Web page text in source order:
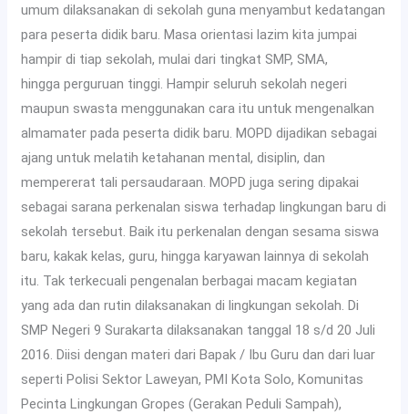
umum dilaksanakan di sekolah guna menyambut kedatangan
para peserta didik baru. Masa orientasi lazim kita jumpai
hampir di tiap sekolah, mulai dari tingkat SMP, SMA,
hingga perguruan tinggi. Hampir seluruh sekolah negeri
maupun swasta menggunakan cara itu untuk mengenalkan
almamater pada peserta didik baru. MOPD dijadikan sebagai
ajang untuk melatih ketahanan mental, disiplin, dan
mempererat tali persaudaraan. MOPD juga sering dipakai
sebagai sarana perkenalan siswa terhadap lingkungan baru di
sekolah tersebut. Baik itu perkenalan dengan sesama siswa
baru, kakak kelas, guru, hingga karyawan lainnya di sekolah
itu. Tak terkecuali pengenalan berbagai macam kegiatan
yang ada dan rutin dilaksanakan di lingkungan sekolah. Di
SMP Negeri 9 Surakarta dilaksanakan tanggal 18 s/d 20 Juli
2016. Diisi dengan materi dari Bapak / Ibu Guru dan dari luar
seperti Polisi Sektor Laweyan, PMI Kota Solo, Komunitas
Pecinta Lingkungan Gropes (Gerakan Peduli Sampah),